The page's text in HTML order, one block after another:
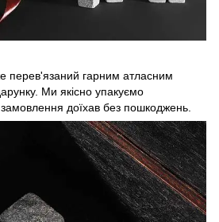
перев'язаний гарним атласним
Ми якісно упакуємо
доїхав без пошкоджень.